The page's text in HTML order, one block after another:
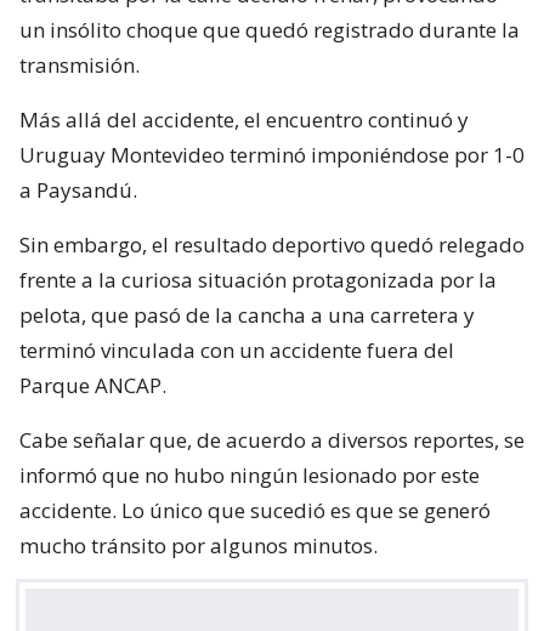
un insólito choque que quedó registrado durante la
transmisión.
Más allá del accidente, el encuentro continuó y
Uruguay Montevideo terminó imponiéndose por 1-0
a Paysandú.
Sin embargo, el resultado deportivo quedó relegado
frente a la curiosa situación protagonizada por la
pelota, que pasó de la cancha a una carretera y
terminó vinculada con un accidente fuera del
Parque ANCAP.
Cabe señalar que, de acuerdo a diversos reportes, se
informó que no hubo ningún lesionado por este
accidente. Lo único que sucedió es que se generó
mucho tránsito por algunos minutos.